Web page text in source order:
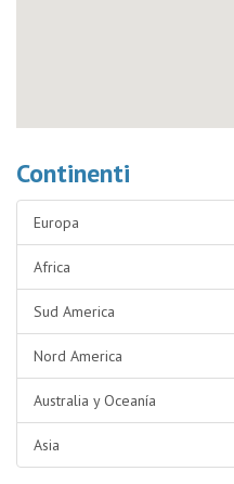
Continenti
Europa
Africa
Sud America
Nord America
Australia y Oceanía
Asia